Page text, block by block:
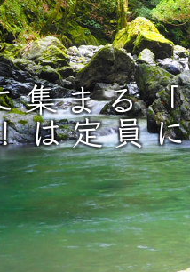
まる
は定員